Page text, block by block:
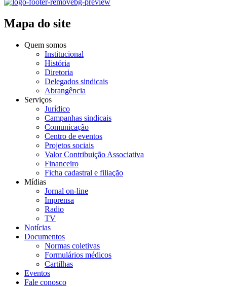
Mapa do site
Quem somos
Institucional
História
Diretoria
Delegados sindicais
Abrangência
Serviços
Jurídico
Campanhas sindicais
Comunicação
Centro de eventos
Projetos sociais
Valor Contribuição Associativa
Financeiro
Ficha cadastral e filiação
Mídias
Jornal on-line
Imprensa
Radio
TV
Notícias
Documentos
Normas coletivas
Formulários médicos
Cartilhas
Eventos
Fale conosco